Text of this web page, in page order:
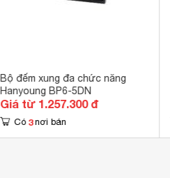
Bộ đếm xung đa chức năng
Hanyoung BP6-5DN
Giá từ 1.257.300 đ
Có 3 nơi bán